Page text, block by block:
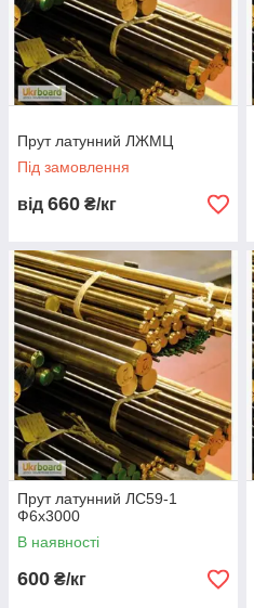
Прут латунний ЛЖМЦ
Під замовлення
від 660 ₴/кг
Прут латунний ЛС59-1
Ф6х3000
В наявності
600 ₴/кг